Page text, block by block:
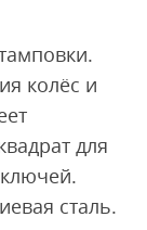
колёс и
для
сталь.